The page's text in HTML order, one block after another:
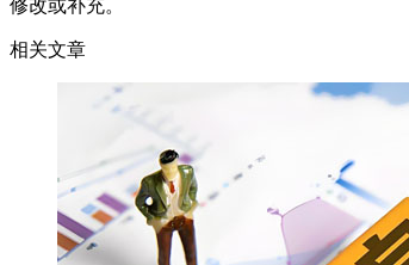
修改或补充。
相关文章